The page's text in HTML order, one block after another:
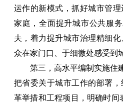
运作的新模式，抓好城市管
家庭，全面提升城市公共服
夫，着力提升城市治理精细
众在家门口、于细微处感受到
第三，高水平编制实施住
把省委关于城市工作的部署
革举措和工程项目，明确时间